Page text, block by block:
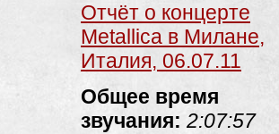
Отчёт о концерте
Metallica в Милане,
Италия, 06.07.11
Общее время
звучания: 2:07:57